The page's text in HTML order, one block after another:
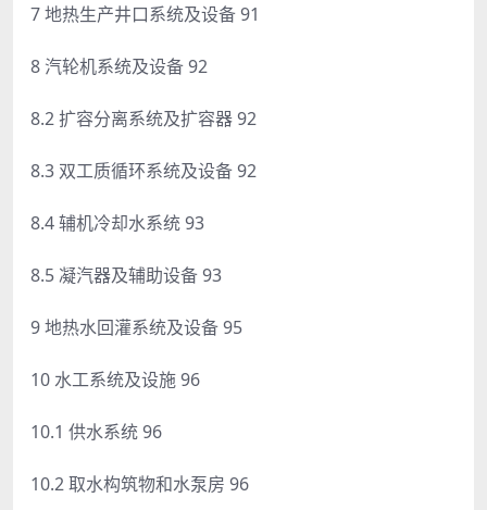
7 地热生产井口系统及设备 91
8 汽轮机系统及设备 92
8.2 扩容分离系统及扩容器 92
8.3 双工质循环系统及设备 92
8.4 辅机冷却水系统 93
8.5 凝汽器及辅助设备 93
9 地热水回灌系统及设备 95
10 水工系统及设施 96
10.1 供水系统 96
10.2 取水构筑物和水泵房 96